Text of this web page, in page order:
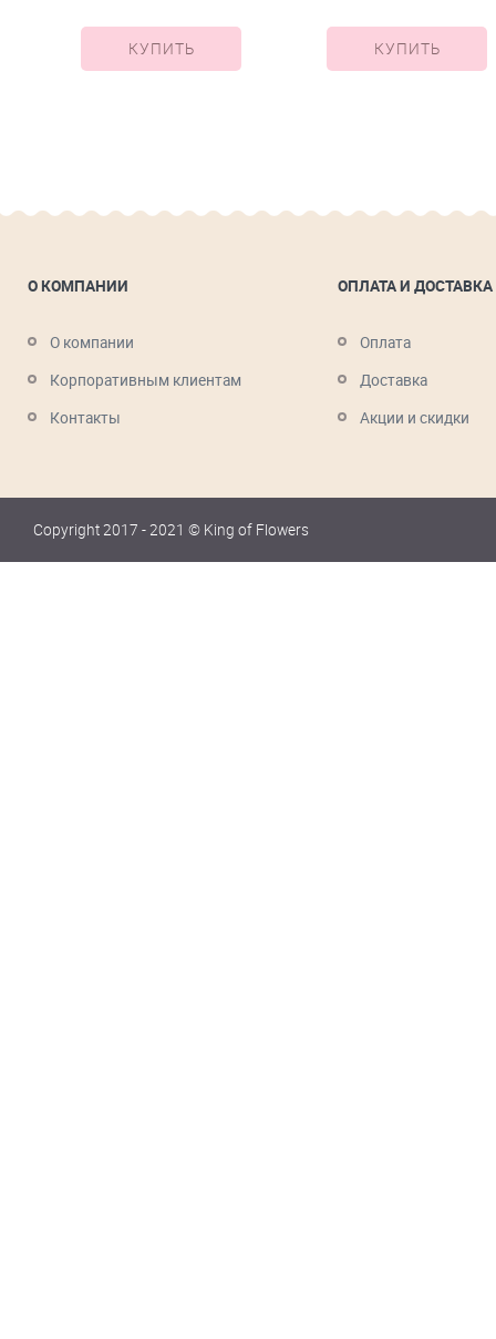
КУПИТЬ КУПИТЬ
О КОМПАНИИ
О компании
Корпоративным клиентам
Контакты
ОПЛАТА И ДОСТАВКА
Оплата
Доставка
Акции и скидки
Copyright 2017 - 2021 © King of Flowers